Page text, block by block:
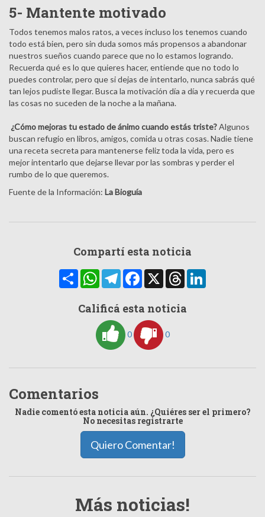
5- Mantente motivado
Todos tenemos malos ratos, a veces incluso los tenemos cuando
todo está bien, pero sin duda somos más propensos a abandonar
nuestros sueños cuando parece que no lo estamos logrando.
Recuerda qué es lo que quieres hacer, entiende que no todo lo
puedes controlar, pero que si dejas de intentarlo, nunca sabrás qué
tan lejos pudiste llegar. Busca la motivación día a día y recuerda que
las cosas no suceden de la noche a la mañana.
¿Cómo mejoras tu estado de ánimo cuando estás triste?Algunos
buscan refugio en libros, amigos, comida u otras cosas. Nadie tiene
una receta secreta para mantenerse feliz toda la vida, pero es
mejor intentarlo que dejarse llevar por las sombras y perder el
rumbo de lo que queremos.
Fuente de la Información: La Bioguía
Compartí esta noticia
CompartirWhatsAppTelegramFacebook
X Threads
Calificá esta noticia
0 0
Comentarios
Nadie comentó esta noticia aún. ¿Quiéres ser el primero?
No necesitas registrarte
Quiero Comentar!
Más noticias!